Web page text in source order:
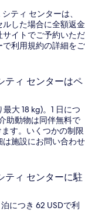
ティ センターは、
した場合に全額返金
イトでご予約いただ
利用規約の詳細をご
ティ センターはペ
大 18 kg)。1 日につ
助動物は同伴無料で
す。いくつかの制限
施設にお問い合わせ
ティ センターに駐
につき 62 USDで利